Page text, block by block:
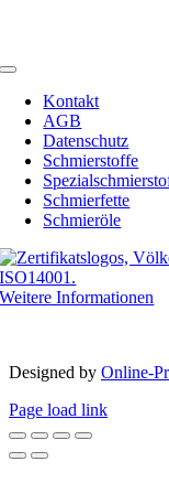
Toggle
NavigationKontakt
AGB
Datenschutz
Schmierstoffe
Schmierfette
Schmieröle
Weitere Informationen
Designed by­ Online-
Page load link